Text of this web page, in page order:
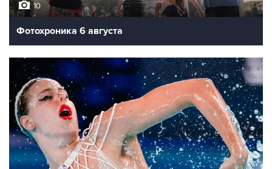
10
Фотохроника 6 августа